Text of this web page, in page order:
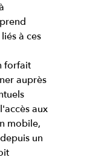
à ces
forfait
auprès
aux
mobile,
un